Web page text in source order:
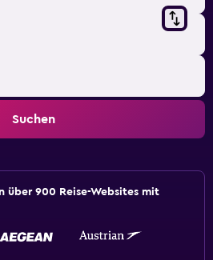
Suchen
über 900 Reise-Websites mit